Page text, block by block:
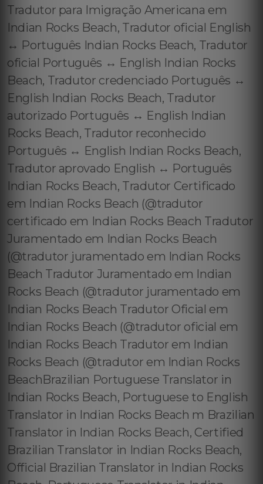
Tradutor para Imigração Americana em
Indian Rocks Beach, Tradutor oficial English
↔️ Português Indian Rocks Beach, Tradutor
oficial Português ↔️ English Indian Rocks
Beach, Tradutor credenciado Português ↔️
English Indian Rocks Beach, Tradutor
autorizado Português ↔️ English Indian
Rocks Beach, Tradutor reconhecido
Português ↔️ English Indian Rocks Beach,
Tradutor aprovado English ↔️ Português
Indian Rocks Beach, Tradutor Certificado
em Indian Rocks Beach (@tradutor
certificado em Indian Rocks Beach Tradutor
Juramentado em Indian Rocks Beach
(@tradutor juramentado em Indian Rocks
Beach Tradutor Juramentado em Indian
Rocks Beach (@tradutor juramentado em
Indian Rocks Beach Tradutor Oficial em
Indian Rocks Beach (@tradutor oficial em
Indian Rocks Beach Tradutor em Indian
Rocks Beach (@tradutor em Indian Rocks
BeachBrazilian Portuguese Translator in
Indian Rocks Beach, Portuguese to English
Translator in Indian Rocks Beach m Brazilian
Translator in Indian Rocks Beach, Certified
Brazilian Translator in Indian Rocks Beach,
Official Brazilian Translator in Indian Rocks